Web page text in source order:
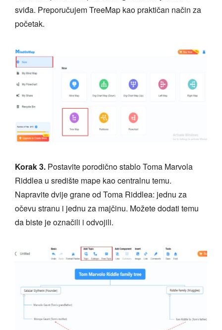
sviđa. Preporučujem TreeMap kao praktičan način za
početak.
Korak 3. Postavite porodično stablo Toma Marvola
Riddlea u središte mape kao centralnu temu.
Napravite dvije grane od Toma Riddlea: jednu za
očevu stranu i jednu za majčinu. Možete dodati temu
da biste je označili i odvojili.